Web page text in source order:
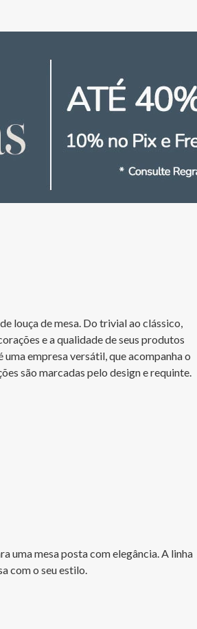
louça de mesa. Do trivial ao clássico,
e a qualidade de seus produtos
empresa versátil, que acompanha o
são marcadas pelo design e requinte.
uma mesa posta com elegância. A linha
com o seu estilo.